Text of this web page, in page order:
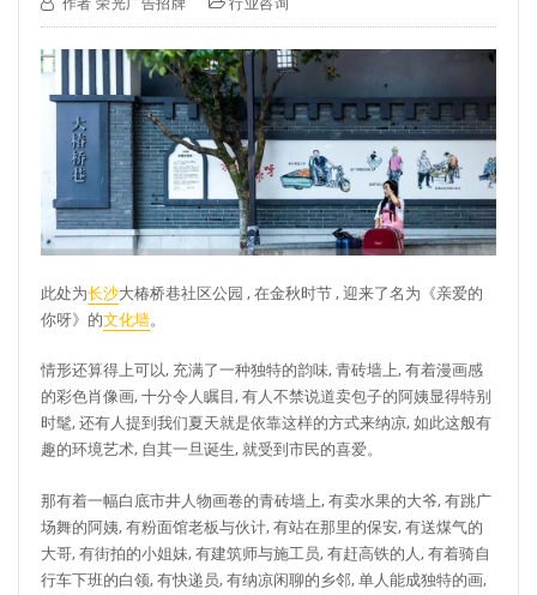
此处为长沙大椿桥巷社区公园 , 在金秋时节 , 迎来了名为《亲爱的
你呀》的文化墙。
情形还算得上可以, 充满了一种独特的韵味, 青砖墙上, 有着漫画感
的彩色肖像画, 十分令人瞩目, 有人不禁说道卖包子的阿姨显得特别
时髦, 还有人提到我们夏天就是依靠这样的方式来纳凉, 如此这般有
趣的环境艺术, 自其一旦诞生, 就受到市民的喜爱。
那有着一幅白底市井人物画卷的青砖墙上, 有卖水果的大爷, 有跳广
场舞的阿姨, 有粉面馆老板与伙计, 有站在那里的保安, 有送煤气的
大哥, 有街拍的小姐妹, 有建筑师与施工员, 有赶高铁的人, 有着骑自
行车下班的白领, 有快递员, 有纳凉闲聊的乡邻, 单人能成独特的画,